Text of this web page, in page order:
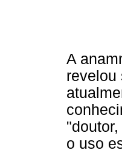
A
revelou
o uso